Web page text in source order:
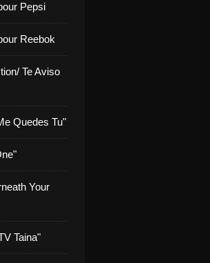
Pepsi
Reebok
Te Aviso
Quedes Tu"
Your
Taina"